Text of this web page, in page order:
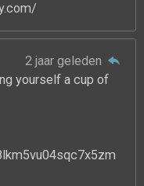
2 jaar geleden
yourself a cup of